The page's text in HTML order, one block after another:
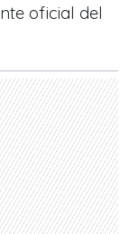
oficial del